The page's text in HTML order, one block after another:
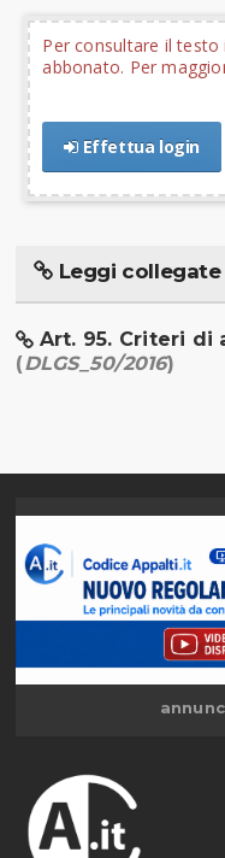
Per consultare il
abbonato. Per
Effettua login
Leggi collegate
Art. 95. Criteri di
(DLGS_50/2016)